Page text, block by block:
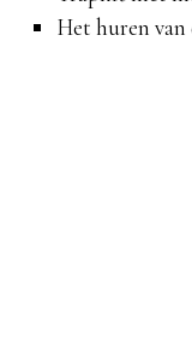
Het huren